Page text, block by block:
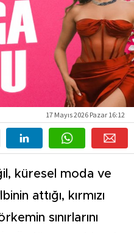
17 Mayıs 2026 Pazar 16:12
küresel moda ve
attığı, kırmızı
sınırlarını